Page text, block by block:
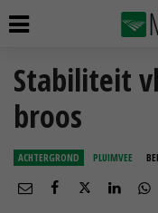
Stabiliteit
broos
ACHTERGROND PLUIMVEE